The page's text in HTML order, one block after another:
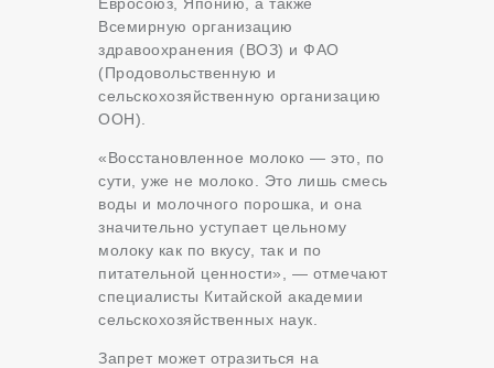
Всемирную организацию
здравоохранения (ВОЗ) и ФАО
(Продовольственную и
сельскохозяйственную организацию
ООН).
«Восстановленное молоко — это, по
сути, уже не молоко. Это лишь смесь
воды и молочного порошка, и она
значительно уступает цельному
молоку как по вкусу, так и по
питательной ценности», — отмечают
специалисты Китайской академии
сельскохозяйственных наук.
Запрет может отразиться на